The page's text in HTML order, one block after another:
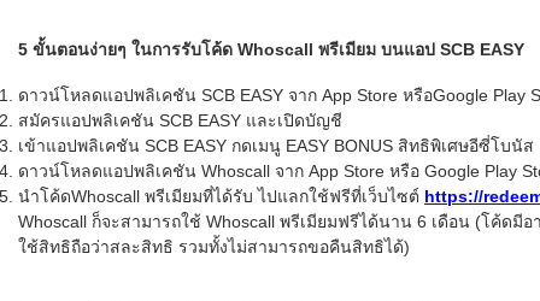
5 ขั้นตอนง่ายๆ ในการรับโค้ด Whoscall พรีเมียม บนแอป SCB EASY
ดาวน์โหลดแอปพลิเคชัน SCB EASY จาก App Store หรือGoogle Play
สมัครแอปพลิเคชัน SCB EASY และเปิดบัญชี
เข้าแอปพลิเคชัน SCB EASY กดเมนู EASY BONUS สิทธิพิเศษอีซี่โบนั
ดาวน์โหลดแอปพลิเคชัน Whoscall จาก App Store หรือ Google Play
นำโค้ดWhoscall พรีเมียมที่ได้รับ ไปแลกใช้ฟรีที่เว็บไซต์ https://
Whoscall ก็จะสามารถใช้ Whoscall พรีเมียมฟรีได้นาน 6 เดือน (โค้ด
ใช้สิทธิถือว่าสละสิทธิ รวมทั้งไม่สามารถขอคืนสิทธิได้)